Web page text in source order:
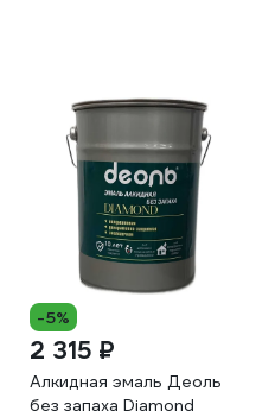
-5%
2 315 ₽
Алкидная эмаль Деоль
без запаха Diamond